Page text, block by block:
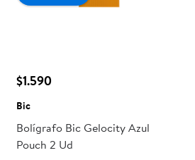
$1.590
Bic
Bolígrafo Bic Gelocity Azul
Pouch 2 Ud